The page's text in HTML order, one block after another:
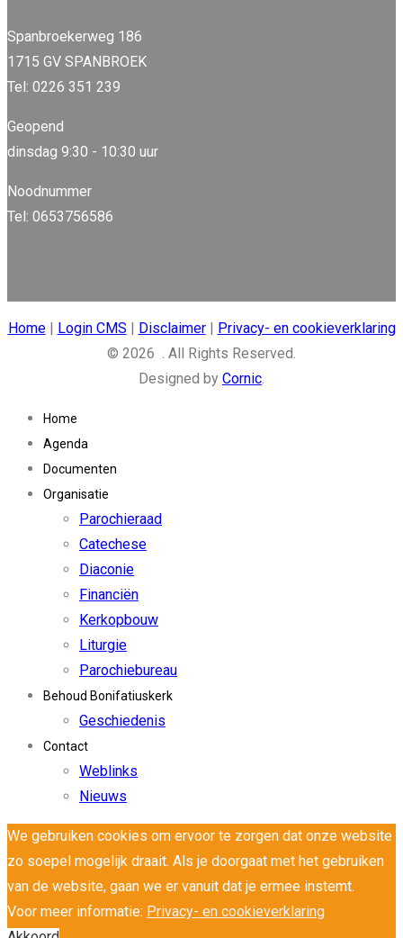
Spanbroekerweg 186
1715 GV SPANBROEK
Tel: 0226 351 239
Geopend
dinsdag 9:30 - 10:30 uur
Noodnummer
Tel: 0653756586
Home| Login CMS | Disclaimer| Privacy- en cookieverklaring
© 2026 . All Rights Reserved.
Designed by Cornic
Home
Agenda
Documenten
Organisatie
Parochieraad
Catechese
Diaconie
Financiën
Kerkopbouw
Liturgie
Parochiebureau
Behoud Bonifatiuskerk
Geschiedenis
Contact
Weblinks
Nieuws
We gebruiken cookies om ervoor te zorgen dat onze website
zo soepel mogelijk draait. Als je doorgaat met het gebruiken
van de website, gaan we er vanuit dat je ermee instemt.
Voor meer informatie: Privacy- en cookieverklaring